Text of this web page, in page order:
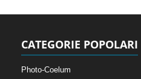
CATEGORIE POPOLARI
Photo-Coelum